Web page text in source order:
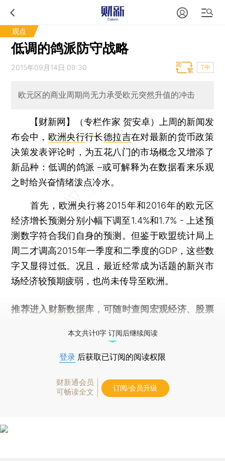
观点
低调的鸽派防守战略
2015年09月14日 09:30 T中
欧元区的商业周期尚无力承受欧元突然升值的冲击
【财新网】（专栏作家 贺安卓）
上周的新闻发
布会中， 欧洲央行行长德拉吉在对最新的货币政策
决策发表评论时，为五花八门的市场概念又增添了
新品种：低调的鸽派 –或可解释为在数据看来乐观
之时给兴奋情绪泼点冷水。
首先，欧洲央行将2015年和2016年的欧元区
经济增长预测分别小幅下调至1.4%和1.7% - 上述预
测数字符合我们自身的预测。但鉴于欧盟统计局上
周二才调高2015年一季度和二季度的GDP，这些数
字又显得过低。况且，最近经常成为话题的新兴市
场经济较预期疲弱，也尚未传导至欧洲。
推荐进入 财新数据库 ，可随时查阅宏观经济、股票
本文共计0字 订阅后继续阅读
登录 后获取已订阅的阅读权限
财新通会员
可畅读全文
订阅/会员升级